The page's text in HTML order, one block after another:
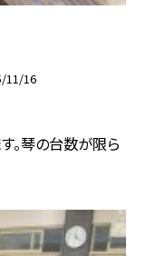
11/16
。琴の台数が限ら